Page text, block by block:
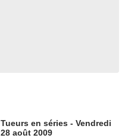
Tueurs en séries - Vendredi
28 août 2009